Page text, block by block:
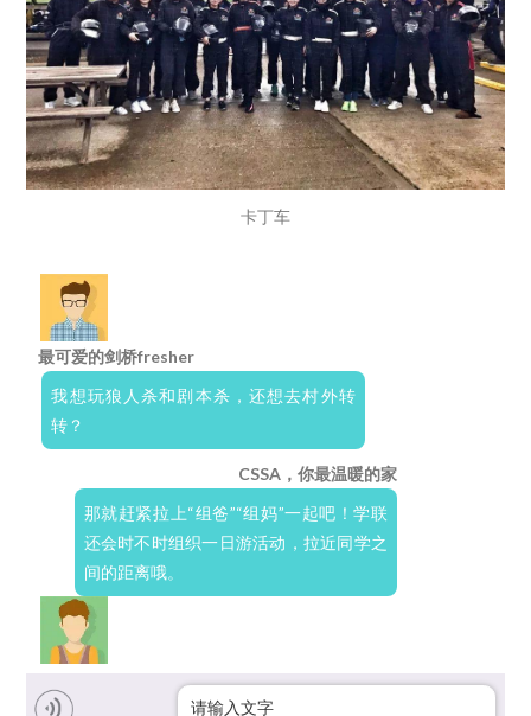
卡丁车
最可爱的剑桥fresher
我想玩狼人杀和剧本杀，还想去村外转
转？
CSSA，你最温暖的家
那就赶紧拉上“组爸”“组妈”一起吧！学联
还会时不时组织一日游活动，拉近同学之
间的距离哦。
请输入文字